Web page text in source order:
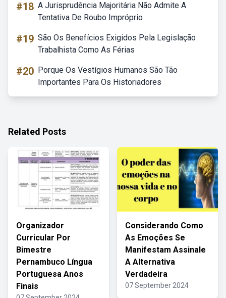
#18 A Jurisprudência Majoritária Não Admite A
Tentativa De Roubo Impróprio
#19 São Os Benefícios Exigidos Pela Legislação
Trabalhista Como As Férias
#20 Porque Os Vestígios Humanos São Tão
Importantes Para Os Historiadores
Related Posts
Organizador
Curricular Por
Bimestre
Pernambuco Língua
Portuguesa Anos
Finais
Considerando Como
As Emoções Se
Manifestam Assinale
A Alternativa
Verdadeira
07 September 2024